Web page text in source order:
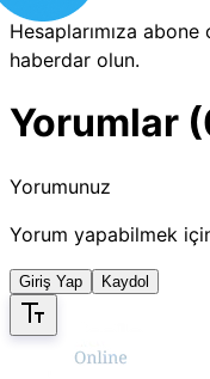
Hesaplarımıza
haberdar olun.
Yorumlar
Yorumunuz
Yorum yapabilmek
Giriş Yap Kaydol